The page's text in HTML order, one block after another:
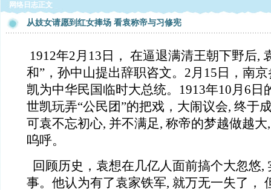
网络日志正文
从妓女请愿到红女捧场 看袁称帝与习修宪
1912年2月13日， 在逼退满清王朝下野后,
和”，孙中山提出辞职咨文。2月15日，南
凯为中华民国临时大总统。1913年10月6日
世凯玩弄“公民团”的把戏，大闹议会, 终于
可袁不忘初心, 并不满足, 称帝的梦越做越
呜呼。
回顾历史，袁想在几亿人面前搞个大忽悠,
事。他认为有了袁家铁军, 就万无一失了，